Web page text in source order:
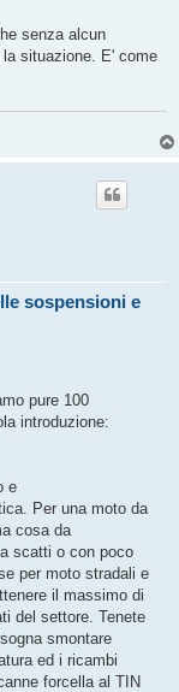
senza alcun
situazione. E' come
sospensioni e
pure 100
introduzione:
e
Per una moto da
cosa da
scatti o con poco
per moto stradali e
il massimo di
del settore. Tenete
smontare
ed i ricambi
forcella al TIN